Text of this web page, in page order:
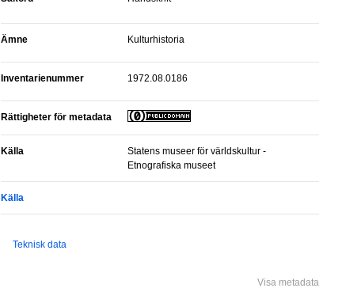
Ämne Kulturhistoria
Inventarienummer 1972.08.0186
Rättigheter för metadata
Källa
Statens museer för världskultur -
Etnografiska museet
Källa
Teknisk data
Visa metadata